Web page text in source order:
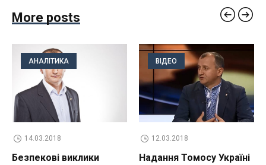
More posts
АНАЛІТИКА
14.03.2018
Безпекові виклики
ВІДЕО
12.03.2018
Надання Томосу Україні